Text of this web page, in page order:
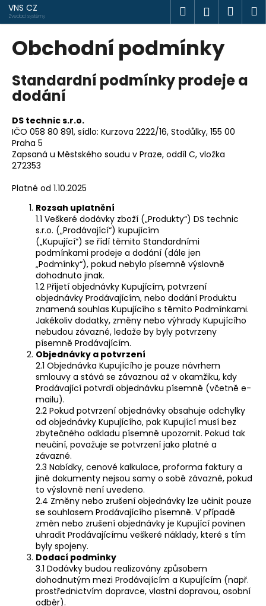
Přejít
na
obsah
VNS CZ
Zvedací systémy Hledat
Obchodní podmínky
Standardní podmínky prodeje a
dodání
DS technic s.r.o.
IČO 058 80 891, sídlo: Kurzova 2222/16, Stodůlky, 155 00
Praha 5
Zapsaná u Městského soudu v Praze, oddíl C, vložka
272353
Platné od 1.10.2025
Rozsah uplatnění
1.1 Veškeré dodávky zboží („Produkty“) DS technic
s.r.o. („Prodávající“) kupujícím
(„Kupující“) se řídí těmito Standardními
podmínkami prodeje a dodání (dále jen
„Podmínky“), pokud nebylo písemně výslovně
dohodnuto jinak.
1.2 Přijetí objednávky Kupujícím, potvrzení
objednávky Prodávajícím, nebo dodání Produktu
znamená souhlas Kupujícího s těmito Podmínkami.
Jakékoliv dodatky, změny nebo výhrady Kupujícího
nebudou závazné, ledaže by byly potvrzeny
písemně Prodávajícím.
Objednávky a potvrzení
2.1 Objednávka Kupujícího je pouze návrhem
smlouvy a stává se závaznou až v okamžiku, kdy
Prodávající potvrdí objednávku písemně (včetně e-
mailu).
2.2 Pokud potvrzení objednávky obsahuje odchylky
od objednávky Kupujícího, pak Kupující musí bez
zbytečného odkladu písemně upozornit. Pokud tak
neučiní, považuje se potvrzení jako platné a
závazné.
2.3 Nabídky, cenové kalkulace, proforma faktury a
jiné dokumenty nejsou samy o sobě závazné, pokud
to výslovně není uvedeno.
2.4 Změny nebo zrušení objednávky lze učinit pouze
se souhlasem Prodávajícího písemně. V případě
změn nebo zrušení objednávky je Kupující povinen
uhradit Prodávajícímu veškeré náklady, které s tím
byly spojeny.
Dodací podmínky
3.1 Dodávky budou realizovány způsobem
dohodnutým mezi Prodávajícím a Kupujícím (např.
prostřednictvím dopravce, vlastní dopravou, osobní
odběr).
K
o
o
p
t
ř
e
b
u